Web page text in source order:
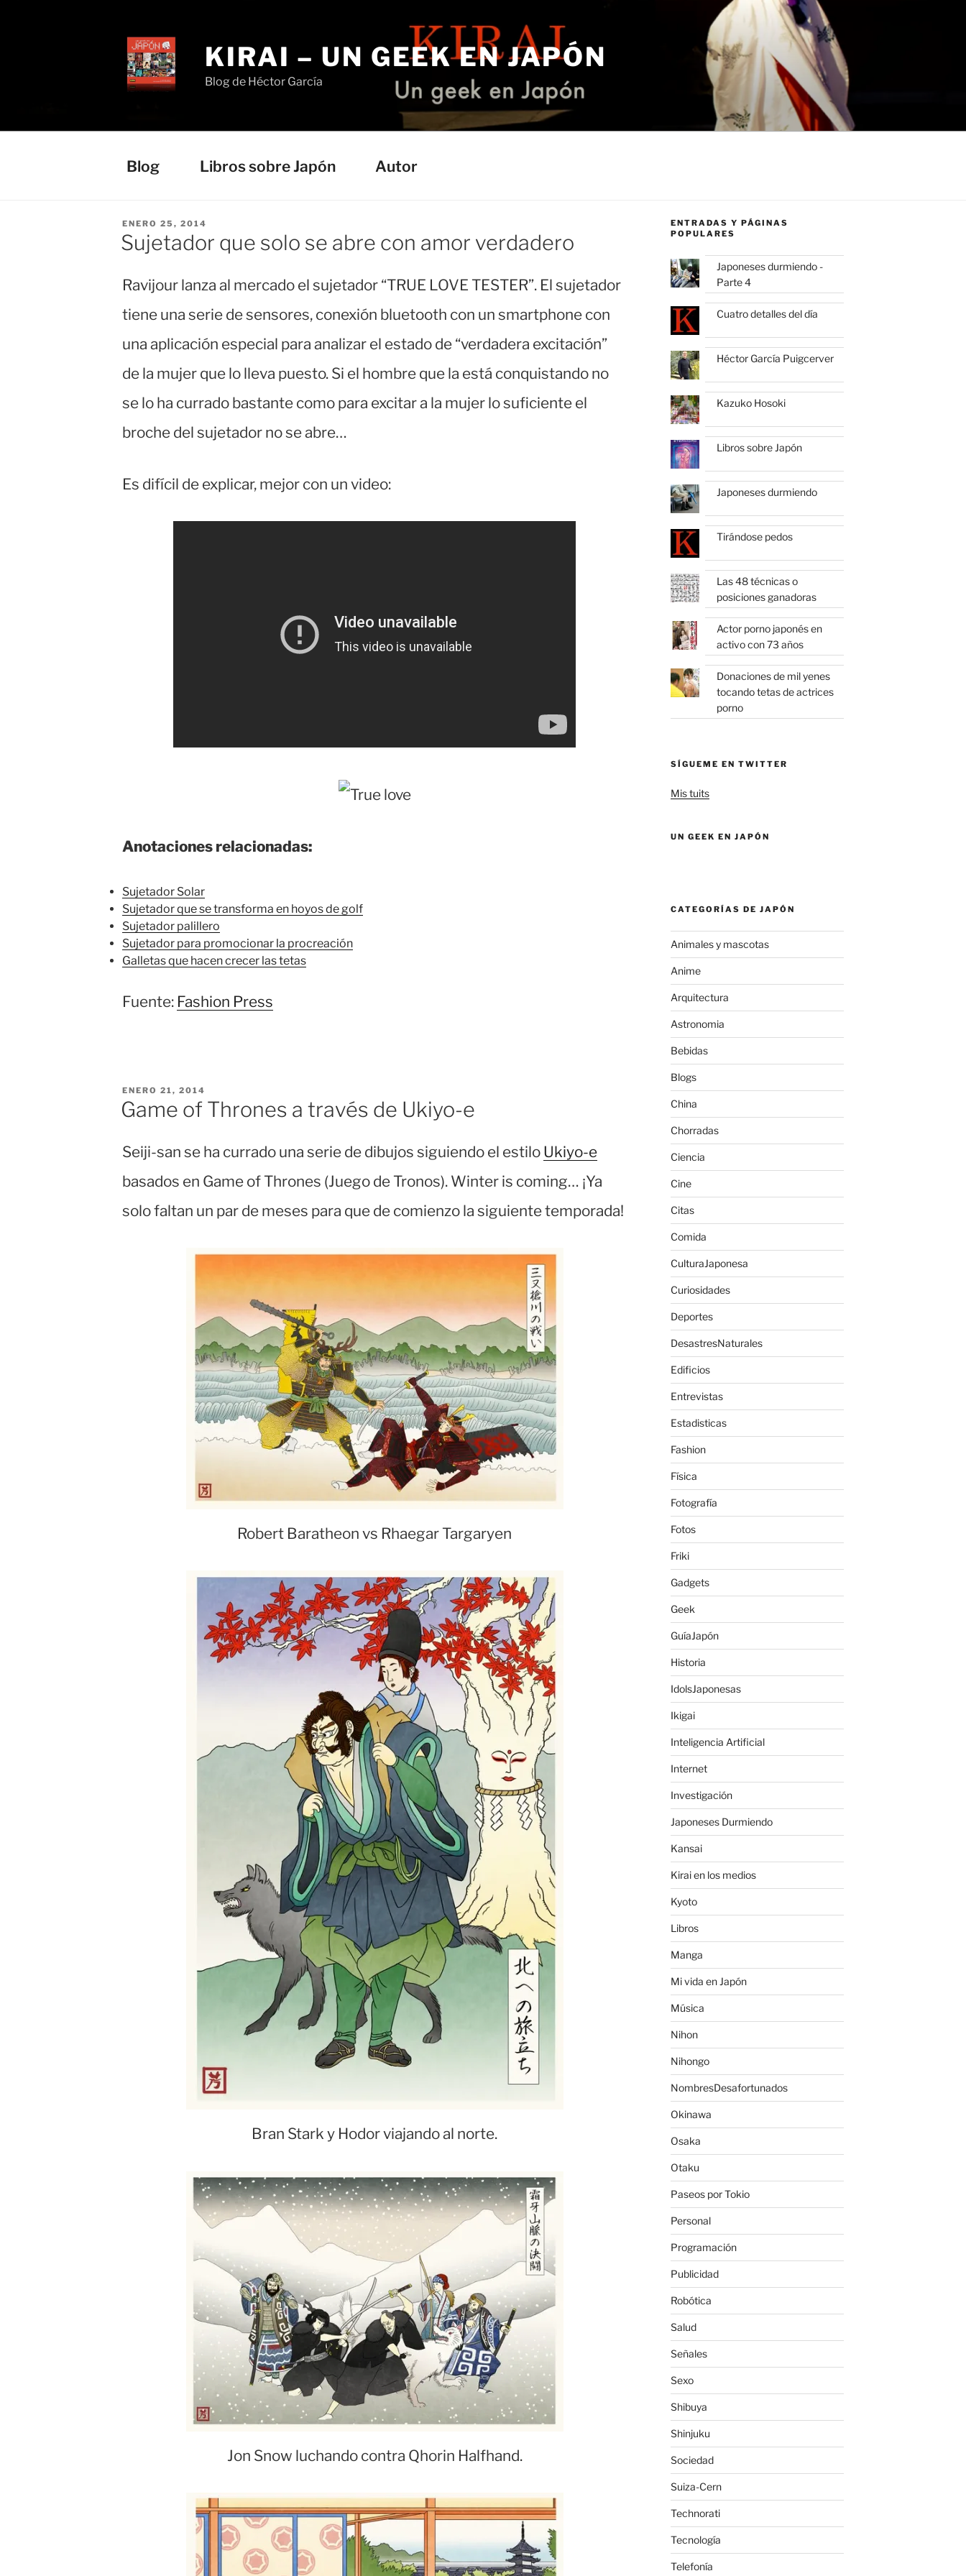
KIRAI – UN GEEK EN JAPÓN
Blog de Héctor García
Blog Libros sobre Japón Autor
PUBLICADO
EL
ENERO 25, 2014
Sujetador que solo se abre con amor verdadero
Ravijour lanza al mercado el sujetador “TRUE LOVE TESTER”. El sujetador
tiene una serie de sensores, conexión bluetooth con un smartphone con
una aplicación especial para analizar el estado de “verdadera excitación”
de la mujer que lo lleva puesto. Si el hombre que la está conquistando no
se lo ha currado bastante como para excitar a la mujer lo suficiente el
broche del sujetador no se abre…
Es difícil de explicar, mejor con un video:
Anotaciones relacionadas:
Sujetador Solar
Sujetador que se transforma en hoyos de golf
Sujetador palillero
Sujetador para promocionar la procreación
Galletas que hacen crecer las tetas
Fuente: Fashion Press
PUBLICADO
EL
ENERO 21, 2014
Game of Thrones a través de Ukiyo-e
Seiji-san se ha currado una serie de dibujos siguiendo el estilo Ukiyo-e
basados en Game of Thrones (Juego de Tronos). Winter is coming… ¡Ya
solo faltan un par de meses para que de comienzo la siguiente temporada!
Robert Baratheon vs Rhaegar Targaryen
Bran Stark y Hodor viajando al norte.
Jon Snow luchando contra Qhorin Halfhand.
ENTRADAS Y PÁGINAS
POPULARES
Japoneses durmiendo -
Parte 4
Cuatro detalles del día
Héctor García Puigcerver
Kazuko Hosoki
Libros sobre Japón
Japoneses durmiendo
Tirándose pedos
Las 48 técnicas o
posiciones ganadoras
Actor porno japonés en
activo con 73 años
Donaciones de mil yenes
tocando tetas de actrices
porno
SÍGUEME EN TWITTER
Mis tuits
UN GEEK EN JAPÓN
CATEGORÍAS DE JAPÓN
Animales y mascotas
Anime
Arquitectura
Astronomia
Bebidas
Blogs
China
Chorradas
Ciencia
Cine
Citas
Comida
CulturaJaponesa
Curiosidades
Deportes
DesastresNaturales
Edificios
Entrevistas
Estadisticas
Fashion
Física
Fotografía
Fotos
Friki
Gadgets
Geek
GuíaJapón
Historia
IdolsJaponesas
Ikigai
Inteligencia Artificial
Internet
Investigación
Japoneses Durmiendo
Kansai
Kirai en los medios
Kyoto
Libros
Manga
Mi vida en Japón
Música
Nihon
Nihongo
NombresDesafortunados
Okinawa
Osaka
Otaku
Paseos por Tokio
Personal
Programación
Publicidad
Robótica
Salud
Señales
Sexo
Shibuya
Shinjuku
Sociedad
Suiza-Cern
Technorati
Tecnología
Telefonía